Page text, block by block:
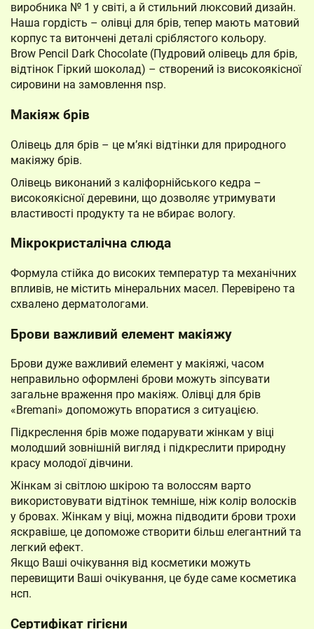
виробника № 1 у світі, а й стильний люксовий дизайн.
Наша гордість – олівці для брів, тепер мають матовий
корпус та витончені деталі сріблястого кольору.
Brow Pencil Dark Chocolate (Пудровий олівець для брів,
відтінок Гіркий шоколад) – створений із високоякісної
сировини на замовлення nsp.
Макіяж брів
Олівець для брів – це м’які відтінки для природного
макіяжу брів.
Олівець виконаний з каліфорнійського кедра –
високоякісної деревини, що дозволяє утримувати
властивості продукту та не вбирає вологу.
Мікрокристалічна слюда
Формула стійка до високих температур та механічних
впливів, не містить мінеральних масел. Перевірено та
схвалено дерматологами.
Брови важливий елемент макіяжу
Брови дуже важливий елемент у макіяжі, часом
неправильно оформлені брови можуть зіпсувати
загальне враження про макіяж. Олівці для брів
«Bremani» допоможуть впоратися з ситуацією.
Підкреслення брів може подарувати жінкам у віці
молодший зовнішній вигляд і підкреслити природну
красу молодої дівчини.
Жінкам зі світлою шкірою та волоссям варто
використовувати відтінок темніше, ніж колір волосків
у бровах. Жінкам у віці, можна підводити брови трохи
яскравіше, це допоможе створити більш елегантний та
легкий ефект.
Якщо Ваші очікування від косметики можуть
перевищити Ваші очікування, це буде саме косметика
нсп.
Сертифікат гігієни